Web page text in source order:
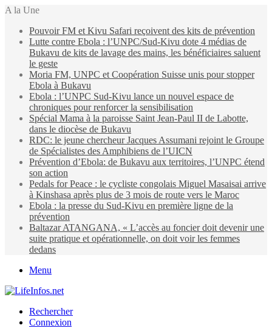
A la Une
Pouvoir FM et Kivu Safari reçoivent des kits de prévention
Lutte contre Ebola : l’UNPC/Sud-Kivu dote 4 médias de
Bukavu de kits de lavage des mains, les bénéficiaires saluent
le geste
Moria FM, UNPC et Coopération Suisse unis pour stopper
Ebola à Bukavu
Ebola : l’UNPC Sud-Kivu lance un nouvel espace de
chroniques pour renforcer la sensibilisation
Spécial Mama à la paroisse Saint Jean-Paul II de Labotte,
dans le diocèse de Bukavu
RDC: le jeune chercheur Jacques Assumani rejoint le Groupe
de Spécialistes des Amphibiens de l’UICN
Prévention d’Ebola: de Bukavu aux territoires, l’UNPC étend
son action
Pedals for Peace : le cycliste congolais Miguel Masaisai arrive
à Kinshasa après plus de 3 mois de route vers le Maroc
Ebola : la presse du Sud-Kivu en première ligne de la
prévention
Baltazar ATANGANA, « L’accès au foncier doit devenir une
suite pratique et opérationnelle, on doit voir les femmes
dedans
Menu
Rechercher
Connexion